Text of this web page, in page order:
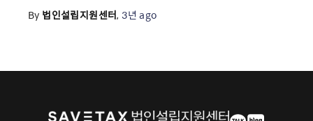
By 법인설립지원센터,3년 ago